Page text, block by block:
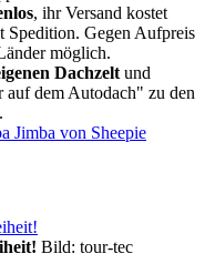
, ihr Versand kostet
Spedition. Gegen Aufpreis
möglich.
Dachzelt und
auf dem Autodach" zu den
Jimba von Sheepie
Bild: tour-tec